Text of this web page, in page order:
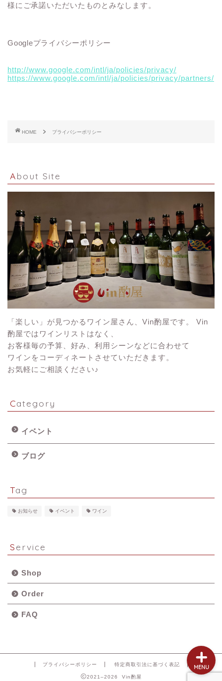
様にご承諾いただいたものとみなします。
Googleプライバシーポリシー
http://www.google.com/intl/ja/policies/privacy/
https://www.google.com/intl/ja/policies/privacy/partners/
HOME プライバシーポリシー
About Site
「楽しい」が見つかるワイン屋さん、Vin酌屋です。 Vin
酌屋ではワインリストはなく、
お客様毎の予算、好み、利用シーンなどに合わせて
ワインをコーディネートさせていただきます。
お気軽にご相談ください♪
Category
イベント
ブログ
Tag
お知らせ イベント ワイン
Service
Shop
Order
FAQ
プライバシーポリシー 特定商取引法に基づく表記
2021–2026 Vin酌屋
MENU
HOME
Order
FAQ